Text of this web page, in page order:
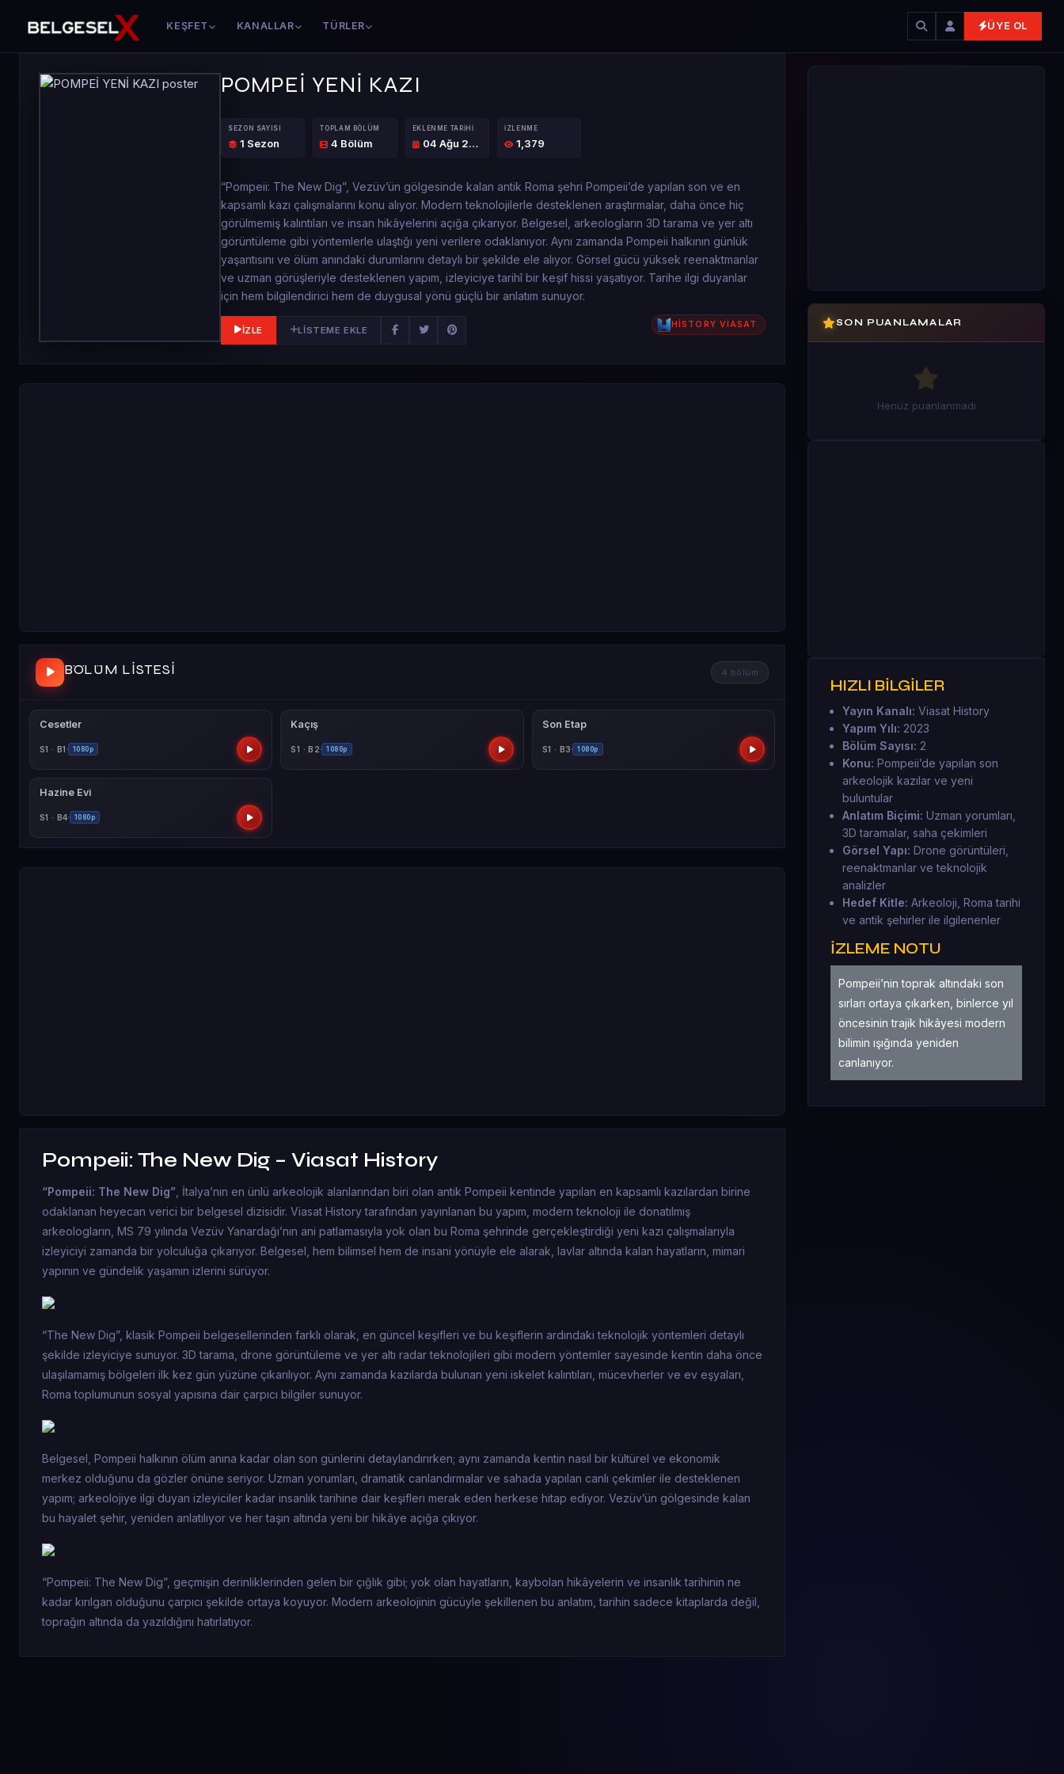
KEŞFET KANALLAR TÜRLER ÜYE OL
POMPEİ YENİ KAZI
SEZON SAYISI
1 Sezon
TOPLAM BÖLÜM
4 Bölüm
EKLENME TARIHI
04 Ağu 2025
İZLENME
1,379
“Pompeii: The New Dig”, Vezüv’ün gölgesinde kalan antik Roma şehri Pompeii’de yapılan son ve en
kapsamlı kazı çalışmalarını konu alıyor. Modern teknolojilerle desteklenen araştırmalar, daha önce hiç
görülmemiş kalıntıları ve insan hikâyelerini açığa çıkarıyor. Belgesel, arkeologların 3D tarama ve yer altı
görüntüleme gibi yöntemlerle ulaştığı yeni verilere odaklanıyor. Aynı zamanda Pompeii halkının günlük
yaşantısını ve ölüm anındaki durumlarını detaylı bir şekilde ele alıyor. Görsel gücü yüksek reenaktmanlar
ve uzman görüşleriyle desteklenen yapım, izleyiciye tarihî bir keşif hissi yaşatıyor. Tarihe ilgi duyanlar
için hem bilgilendirici hem de duygusal yönü güçlü bir anlatım sunuyor.
İZLE LISTEME EKLE HİSTORY VİASAT
BÖLÜM LISTESI 4 bölüm
Cesetler
S1 · B1 1080p
Kaçış
S1 · B2 1080p
Son Etap
S1 · B3 1080p
Hazine Evi
S1 · B4 1080p
Pompeii: The New Dig – Viasat History
“Pompeii: The New Dig” , İtalya’nın en ünlü arkeolojik alanlarından biri olan antik Pompeii kentinde yapılan en kapsamlı kazılardan birine
odaklanan heyecan verici bir belgesel dizisidir. Viasat History tarafından yayınlanan bu yapım, modern teknoloji ile donatılmış
arkeologların, MS 79 yılında Vezüv Yanardağı’nın ani patlamasıyla yok olan bu Roma şehrinde gerçekleştirdiği yeni kazı çalışmalarıyla
izleyiciyi zamanda bir yolculuğa çıkarıyor. Belgesel, hem bilimsel hem de insani yönüyle ele alarak, lavlar altında kalan hayatların, mimari
yapının ve gündelik yaşamın izlerini sürüyor.
“The New Dig”, klasik Pompeii belgesellerinden farklı olarak, en güncel keşifleri ve bu keşiflerin ardındaki teknolojik yöntemleri detaylı
şekilde izleyiciye sunuyor. 3D tarama, drone görüntüleme ve yer altı radar teknolojileri gibi modern yöntemler sayesinde kentin daha önce
ulaşılamamış bölgeleri ilk kez gün yüzüne çıkarılıyor. Aynı zamanda kazılarda bulunan yeni iskelet kalıntıları, mücevherler ve ev eşyaları,
Roma toplumunun sosyal yapısına dair çarpıcı bilgiler sunuyor.
Belgesel, Pompeii halkının ölüm anına kadar olan son günlerini detaylandırırken; aynı zamanda kentin nasıl bir kültürel ve ekonomik
merkez olduğunu da gözler önüne seriyor. Uzman yorumları, dramatik canlandırmalar ve sahada yapılan canlı çekimler ile desteklenen
yapım; arkeolojiye ilgi duyan izleyiciler kadar insanlık tarihine dair keşifleri merak eden herkese hitap ediyor. Vezüv’ün gölgesinde kalan
bu hayalet şehir, yeniden anlatılıyor ve her taşın altında yeni bir hikâye açığa çıkıyor.
“Pompeii: The New Dig”, geçmişin derinliklerinden gelen bir çığlık gibi; yok olan hayatların, kaybolan hikâyelerin ve insanlık tarihinin ne
kadar kırılgan olduğunu çarpıcı şekilde ortaya koyuyor. Modern arkeolojinin gücüyle şekillenen bu anlatım, tarihin sadece kitaplarda değil,
toprağın altında da yazıldığını hatırlatıyor.
SON PUANLAMALAR
Henüz puanlanmadı
HIZLI BİLGİLER
Yayın Kanalı: Viasat History
Yapım Yılı: 2023
Bölüm Sayısı: 2
Konu: Pompeii’de yapılan son
arkeolojik kazılar ve yeni
buluntular
Anlatım Biçimi: Uzman yorumları,
3D taramalar, saha çekimleri
Görsel Yapı: Drone görüntüleri,
reenaktmanlar ve teknolojik
analizler
Hedef Kitle: Arkeoloji, Roma tarihi
ve antik şehirler ile ilgilenenler
İZLEME NOTU
Pompeii’nin toprak altındaki son
sırları ortaya çıkarken, binlerce yıl
öncesinin trajik hikâyesi modern
bilimin ışığında yeniden
canlanıyor.